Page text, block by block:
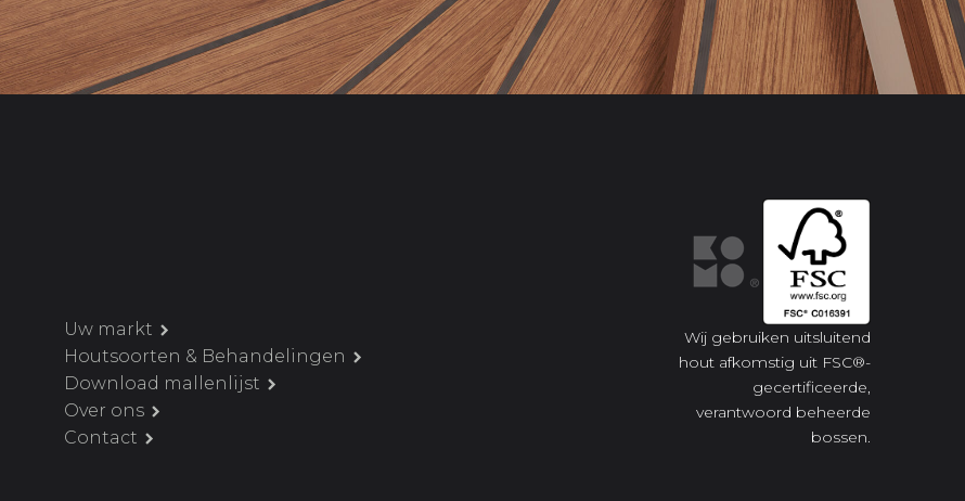
Uw markt
Houtsoorten & Behandelingen
Download mallenlijst
Over ons
Contact
Wij gebruiken uitsluitend
hout afkomstig uit FSC®-
gecertificeerde,
verantwoord beheerde
bossen.